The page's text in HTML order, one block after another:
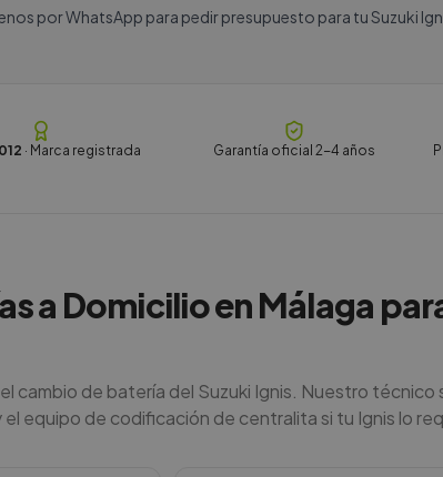
porWhatsApp para pedir presupuesto para tu Suzuki
· Marca registrada Garantía oficial 2-4 años
a Domicilio en Málaga
cambio de batería del Suzuki Ignis. Nuestro técnico
equipo de codificación de centralita si tu Ignis lo